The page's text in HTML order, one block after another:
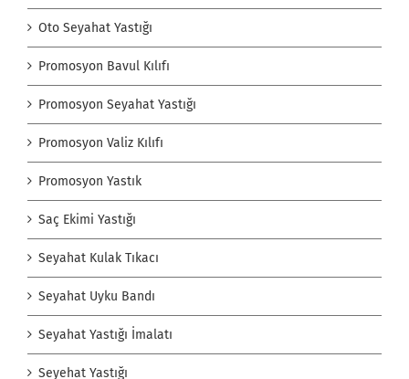
Oto Seyahat Yastığı
Promosyon Bavul Kılıfı
Promosyon Seyahat Yastığı
Promosyon Valiz Kılıfı
Promosyon Yastık
Saç Ekimi Yastığı
Seyahat Kulak Tıkacı
Seyahat Uyku Bandı
Seyahat Yastığı İmalatı
Seyehat Yastığı